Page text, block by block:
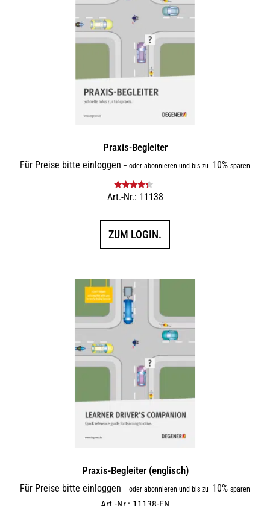
Praxis-Begleiter
Für Preise bitte einloggen – oder abonnieren und bis zu 10% sparen
Bewertet
Art.-Nr.: 11138
ZUM LOGIN.
Praxis-Begleiter (englisch)
Für Preise bitte einloggen – oder abonnieren und bis zu 10% sparen